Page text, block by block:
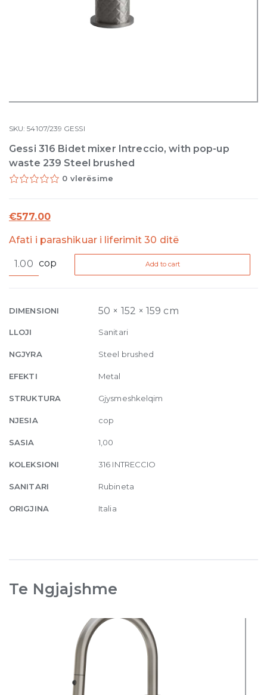
SKU:54107/239 GESSI
Gessi 316 Bidet mixer Intreccio, with pop-up
waste 239 Steel brushed
0 vlerësime
€577.00
Afati i parashikuar i liferimit 30 ditë
316
Intreccio,
pop-
up
239
Steel
quantity
cop Add to cart
DIMENSIONI 50 × 152 × 159 cm
LLOJI Sanitari
NGJYRA Steel brushed
EFEKTI Metal
STRUKTURA Gjysmeshkelqim
NJESIA cop
SASIA 1,00
KOLEKSIONI 316 INTRECCIO
SANITARI Rubineta
ORIGJINA Italia
Te Ngjajshme